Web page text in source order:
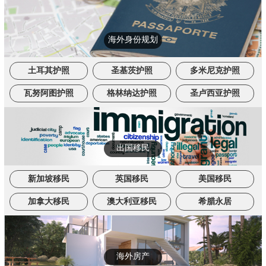
海外身份规划
土耳其护照 圣基茨护照 多米尼克护照
瓦努阿图护照 格林纳达护照 圣卢西亚护照
出国移民
新加坡移民 英国移民 美国移民
加拿大移民 澳大利亚移民 希腊永居
海外房产